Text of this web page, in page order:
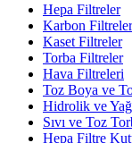
Hepa Filtreler
Karbon Filtreler
Kaset Filtreler
Torba Filtreler
Hava Filtreleri
Toz Boya ve
Hidrolik ve
Sıvı ve Toz
Hepa Filtre